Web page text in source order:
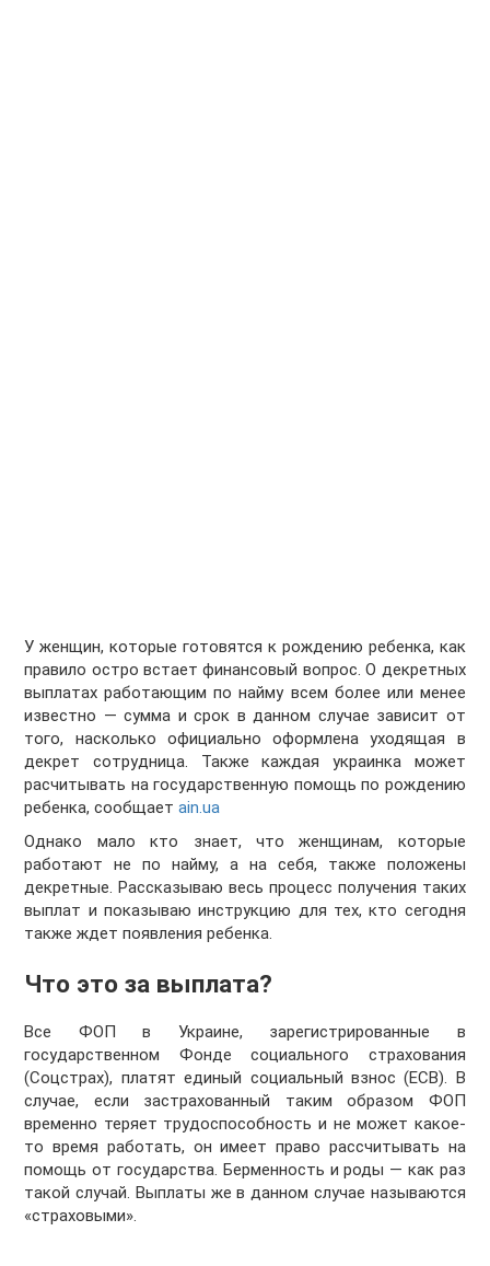
У женщин, которые готовятся к рождению ребенка, как
правило остро встает финансовый вопрос. О декретных
выплатах работающим по найму всем более или менее
известно — сумма и срок в данном случае зависит от
того, насколько официально оформлена уходящая в
декрет сотрудница. Также каждая украинка может
расчитывать на государственную помощь по рождению
ребенка, сообщает ain.ua
Однако мало кто знает, что женщинам, которые
работают не по найму, а на себя, также положены
декретные. Рассказываю весь процесс получения таких
выплат и показываю инструкцию для тех, кто сегодня
также ждет появления ребенка.
Что это за выплата?
Все ФОП в Украине, зарегистрированные в
государственном Фонде социального страхования
(Соцстрах), платят единый социальный взнос (ЕСВ). В
случае, если застрахованный таким образом ФОП
временно теряет трудоспособность и не может какое-
то время работать, он имеет право рассчитывать на
помощь от государства. Берменность и роды — как раз
такой случай. Выплаты же в данном случае называются
«страховыми».